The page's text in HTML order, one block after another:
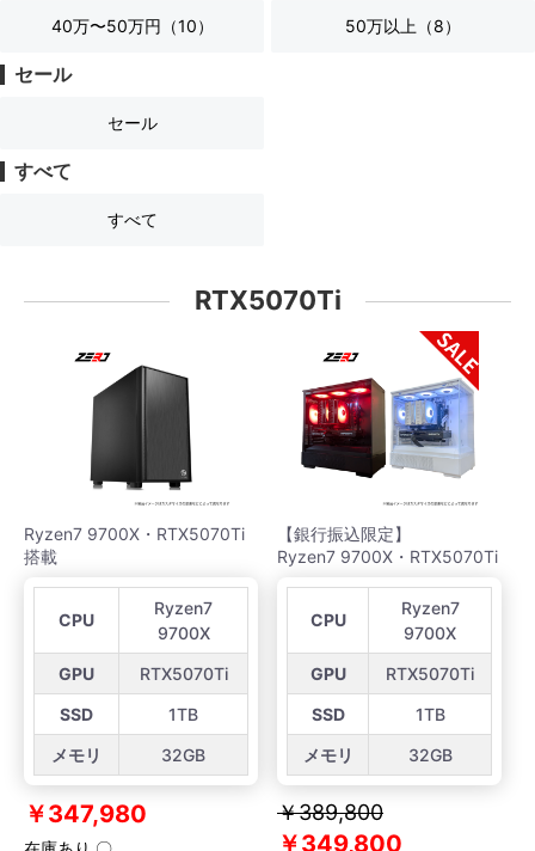
40万〜50万円（10） 50万以上（8）
セール
セール
すべて
すべて
RTX5070Ti
Ryzen7 9700X・RTX5070Ti
搭載
CPU
Ryzen7
9700X
GPU
RTX5070Ti
SSD
1TB
メモリ
32GB
￥347,980
【銀行振込限定】
Ryzen7 9700X・RTX5070Ti
CPU
Ryzen7
9700X
GPU
RTX5070Ti
SSD
1TB
メモリ
32GB
￥389,800
￥349,800